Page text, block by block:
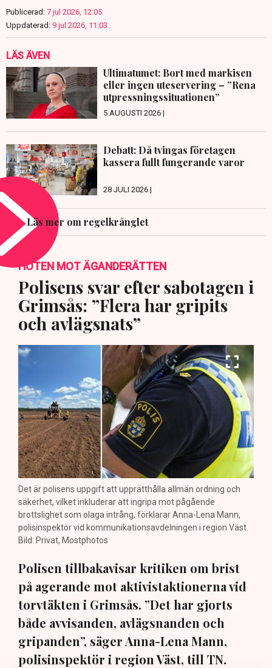
Publicerad: 7 jul 2026, 12:05
Uppdaterad: 9 jul 2026, 11:03
LÄS ÄVEN
Ultimatumet: Bort med markisen
eller ingen uteservering – ”Rena
utpressningssituationen”
5 AUGUSTI 2026 |
Debatt: Då tvingas företagen
kassera fullt fungerande varor
28 JULI 2026 |
Läs mer om regelkrånglet
HOTEN MOT ÄGANDERÄTTEN
Polisens svar efter sabotagen i
Grimsås: ”Flera har gripits
och avlägsnats”
Det är polisens uppgift att upprätthålla allmän ordning och
säkerhet, vilket inkluderar att ingripa mot pågående
brottslighet som olaga intrång, förklarar Anna-Lena Mann,
polisinspektör vid kommunikationsavdelningen i region Väst.
Bild: Privat, Mostphotos
Polisen tillbakavisar kritiken om brist
på agerande mot aktivistaktionerna vid
torvtäkten i Grimsås. ”Det har gjorts
både avvisanden, avlägsnanden och
gripanden”, säger Anna-Lena Mann,
polisinspektör i region Väst, till TN.